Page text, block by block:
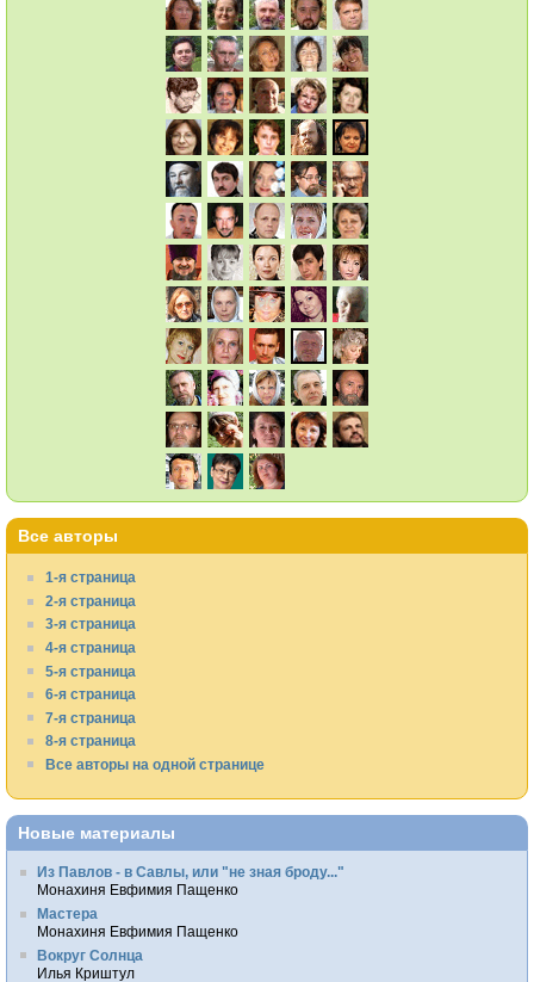
Все авторы
1-я страница
2-я страница
3-я страница
4-я страница
5-я страница
6-я страница
7-я страница
8-я страница
Все авторы на одной странице
Новые материалы
Из Павлов - в Савлы, или "не зная броду..."
Монахиня Евфимия Пащенко
Мастера
Монахиня Евфимия Пащенко
Вокруг Солнца
Илья Криштул